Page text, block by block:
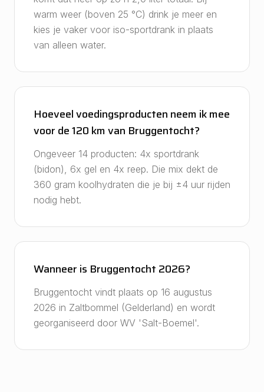
warm weer (boven 25 °C) drink je meer en
kies je vaker voor iso-sportdrank in plaats
van alleen water.
Hoeveel voedingsproducten neem ik mee
voor de 120 km van Bruggentocht?
Ongeveer 14 producten: 4x sportdrank
(bidon), 6x gel en 4x reep. Die mix dekt de
360 gram koolhydraten die je bij ±4 uur rijden
nodig hebt.
Wanneer is Bruggentocht 2026?
Bruggentocht vindt plaats op 16 augustus
2026 in Zaltbommel (Gelderland) en wordt
georganiseerd door WV 'Salt-Boemel'.